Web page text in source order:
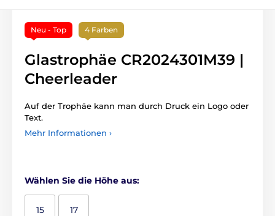
Neu - Top 4 Farben
Glastrophäe CR2024301M39 |
Cheerleader
Auf der Trophäe kann man durch Druck ein Logo oder
Text.
Mehr Informationen ›
Wählen Sie die Höhe aus:
15 17